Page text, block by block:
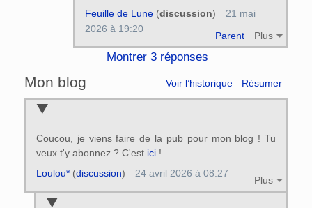
Parent Plus
Feuille de Lune(discussion)
21 mai
2026 à 19:20
Montrer 3 réponses
Mon blog Voir l’historique Résumer
Coucou, je viens faire de la pub pour mon blog ! Tu
veux t'y abonnez ? C'est ici!
Plus
Loulou*(discussion) 24 avril 2026 à 08:27